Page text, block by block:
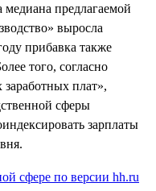
медиана предлагаемой
выросла
прибавка также
того, согласно
плат»,
сферы
зарплаты